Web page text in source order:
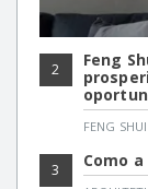
2
Feng
FENG SHUI
3 Como